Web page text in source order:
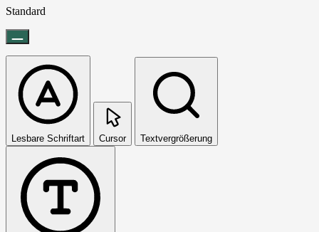
Standard
Lesbare Schriftart Cursor Textvergrößerung